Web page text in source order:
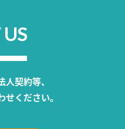
契約等、
ください。